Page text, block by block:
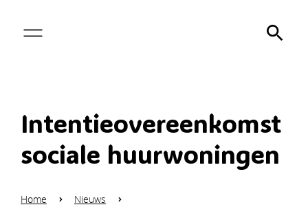
Intentieovereenkomst
sociale huurwoningen
Home
Nieuws